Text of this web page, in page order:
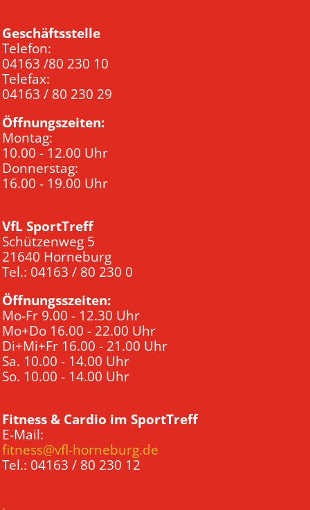
Geschäftsstelle
Telefon:
04163 /80 230 10
Telefax:
04163 / 80 230 29
Öffnungszeiten:
Montag:
10.00 - 12.00 Uhr
Donnerstag:
16.00 - 19.00 Uhr
VfL SportTreff
Schützenweg 5
21640 Horneburg
Tel.: 04163 / 80 230 0
Öffnungsszeiten:
Mo-Fr 9.00 - 12.30 Uhr
Mo+Do 16.00 - 22.00 Uhr
Di+Mi+Fr 16.00 - 21.00 Uhr
Sa. 10.00 - 14.00 Uhr
So. 10.00 - 14.00 Uhr
Fitness & Cardio im SportTreff
E-Mail:
fitness@vfl-horneburg.de
Tel.: 04163 / 80 230 12